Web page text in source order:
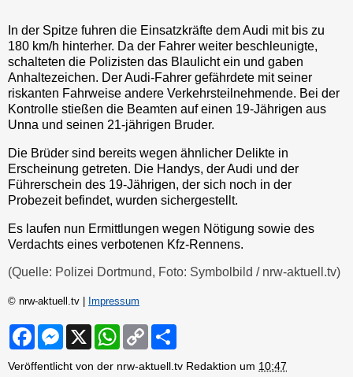
In der Spitze fuhren die Einsatzkräfte dem Audi mit bis zu
180 km/h hinterher. Da der Fahrer weiter beschleunigte,
schalteten die Polizisten das Blaulicht ein und gaben
Anhaltezeichen. Der Audi-Fahrer gefährdete mit seiner
riskanten Fahrweise andere Verkehrsteilnehmende. Bei der
Kontrolle stießen die Beamten auf einen 19-Jährigen aus
Unna und seinen 21-jährigen Bruder.
Die Brüder sind bereits wegen ähnlicher Delikte in
Erscheinung getreten. Die Handys, der Audi und der
Führerschein des 19-Jährigen, der sich noch in der
Probezeit befindet, wurden sichergestellt.
Es laufen nun Ermittlungen wegen Nötigung sowie des
Verdachts eines verbotenen Kfz-Rennens.
(Quelle: Polizei Dortmund, Foto: Symbolbild / nrw-aktuell.tv)
© nrw-aktuell.tv | Impressum
F
e
M
s
X
W
t
C
y
r
Veröffentlicht von der nrw-aktuell.tv Redaktion um 10:47